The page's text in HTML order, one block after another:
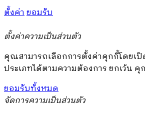
ตั้งค่ายอมรับ
ตั้งค่าความเป็นส่วนตัว
คุณสามารถเลือกการตั้งค่าคุกกี้โดยเ
ประเภทได้ตามความต้องการ ยกเว้น คุ
ยอมรับทั้งหมด
จัดการความเป็นส่วนตัว